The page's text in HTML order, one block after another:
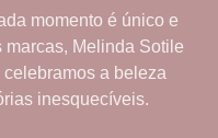
momento é único e
marcas, Melinda Sotile
celebramos a beleza
inesquecíveis.